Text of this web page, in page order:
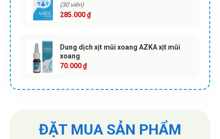
(30 viên)
285.000₫
Dung dịch xịt mũi xoang AZKA xịt mũi
xoang
70.000₫
ĐẶT MUA SẢN PHẨM